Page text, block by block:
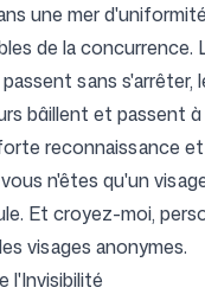
une mer
de la concurrence.
sans s'arrêter,
bâillent et passent
reconnaissance
n'êtes qu'un
Et croyez-moi,
visages anonymes.
l'Invisibilité